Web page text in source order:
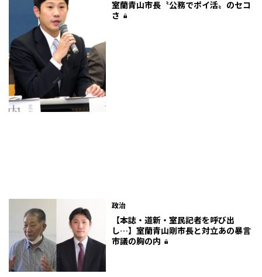
室蘭青山市長〝公務でポイ活〟のセコ
さ
政治
【本誌・道新・室民記者を呼び出
し…】室蘭青山剛市長と対立あの暴言
市議の胸の内